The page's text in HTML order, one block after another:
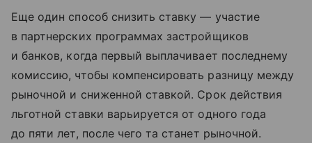
Еще один способ снизить ставку — участие
в партнерских программах застройщиков
и банков, когда первый выплачивает последнему
комиссию, чтобы компенсировать разницу между
рыночной и сниженной ставкой. Срок действия
льготной ставки варьируется от одного года
до пяти лет, после чего та станет рыночной.